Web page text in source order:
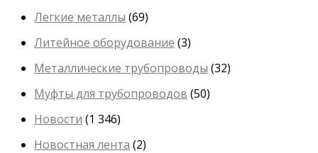
Легкие металлы (69)
Литейное оборудование (3)
Металлические трубопроводы (32)
Муфты для трубопроводов (50)
Новости (1 346)
Новостная лента (2)